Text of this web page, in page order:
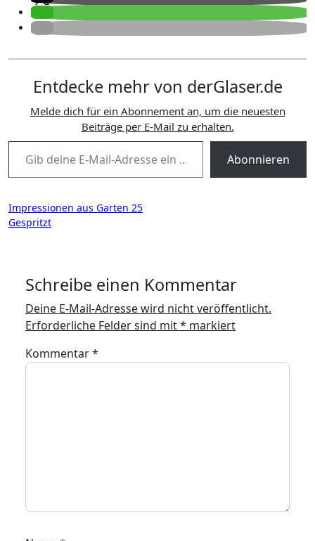
Entdecke mehr von derGlaser.de
Melde dich für ein Abonnement an, um die neuesten
Beiträge per E-Mail zu erhalten.
Gib deine E-Mail-Adresse ein ...
Abonnieren
Beitragsnavigation
Impressionen aus Garten 25
Gespritzt
Schreibe einen Kommentar
Deine E-Mail-Adresse wird nicht veröffentlicht.
Erforderliche Felder sind mit* markiert
Kommentar*